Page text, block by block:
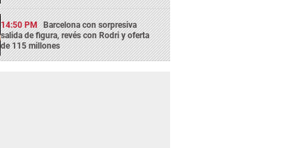
14:50 PM Barcelona con sorpresiva
salida de figura, revés con Rodri y oferta
de 115 millones